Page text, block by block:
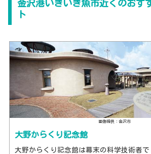
金沢港いきいき魚市近くのおす
ト
画像提供：金沢市
大野からくり記念館
大野からくり記念館は幕末の科学技術者